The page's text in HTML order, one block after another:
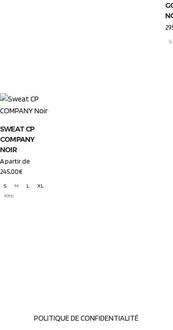
S
SWEAT CP
COMPANY
NOIR
A partir de
245,00€
S
M L
XL
XXL
POLITIQUE DE CONFIDENTIALITÉ